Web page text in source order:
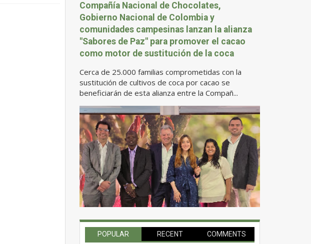
Compañía Nacional de Chocolates,
Gobierno Nacional de Colombia y
comunidades campesinas lanzan la alianza
"Sabores de Paz" para promover el cacao
como motor de sustitución de la coca
Cerca de 25.000 familias comprometidas con la
sustitución de cultivos de coca por cacao se
beneficiarán de esta alianza entre la Compañ...
POPULAR RECENT COMMENTS